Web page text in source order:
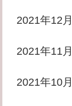
2021年12月
2021年11月
2021年10月